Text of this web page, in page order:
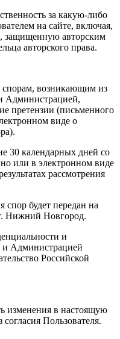
за какую-либо
на сайте, включая,
защищенную авторским
авторского права.
спорам, возникающим из
Администрацией,
претензии (письменного
виде о
30 календарных дней со
или в электронном виде
рассмотрения
будет передан на
Нижний Новгород.
и
и Администрацией
Российской
изменения в настоящую
Пользователя.